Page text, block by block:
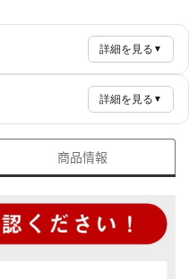
詳細を見る ▼
詳細を見る ▼
商品情報